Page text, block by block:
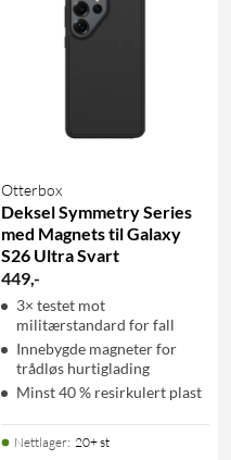
Otterbox
Deksel Symmetry Series
med Magnets til Galaxy
S26 Ultra Svart
449,-
3× testet mot
militærstandard for fall
Innebygde magneter for
trådløs hurtiglading
Minst 40 % resirkulert plast
Nettlager: 20+ st